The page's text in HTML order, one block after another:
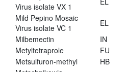
Virus isolate VX 1
Mild Pepino Mosaic
Virus isolate VC 1
EL
Milbemectin
IN
Metyltetraprole
FU
Metsulfuron-methyl
HB